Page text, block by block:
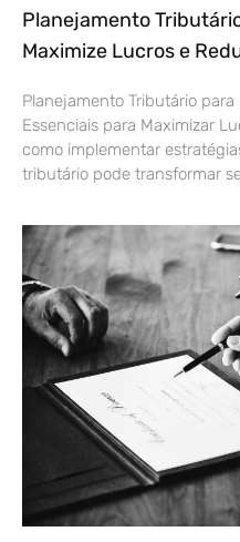
Planejamento
Maximize Lucros e
Planejamento Tributário
Essenciais para Maximizar
como implementar
tributário pode transformar